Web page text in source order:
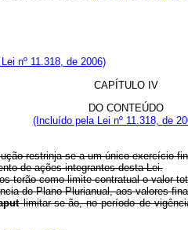
nº 11.318, de 2006)
CAPÍTULO IV
DO CONTEÚDO
(Incluído pela Lei nº 11.318, de
restrinja-se a um único exercício
de ações integrantes desta Lei.
terão como limite contratual o valor
do Plano Plurianual, aos valores
limitar-se-ão, no período de